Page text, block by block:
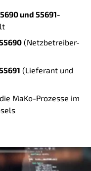
und 55691-
(Netzbetreiber-
(Lieferant und
MaKo-Prozesse im